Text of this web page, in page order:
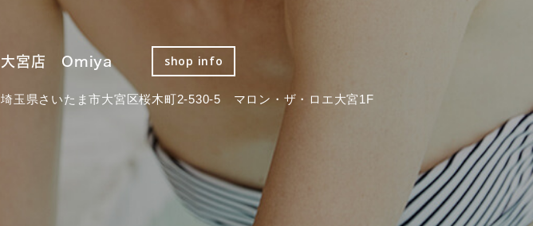
大宮店 Omiya shop info
埼玉県さいたま市大宮区桜木町2-530-5 マロン・ザ・ロエ大宮1F